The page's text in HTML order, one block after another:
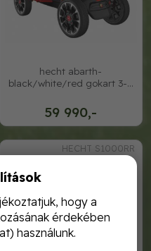
59 990,-
hecht abarth-
black/white/red gokart 3-6
HECHT S1000RR
hogy a
érdekében
használunk.